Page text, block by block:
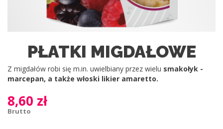
PŁATKI MIGDAŁOWE
Z migdałów robi się m.in. uwielbiany przez wielu smakołyk -
marcepan, a także włoski likier amaretto.
8,60 zł
Brutto